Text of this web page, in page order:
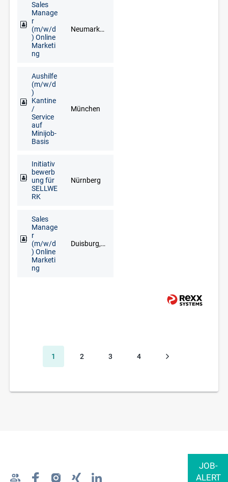
Sales
Manage
r
(m/w/d
) Online
Marketi
ng
Neumarkt in der Oberpfalz, Regensburg
Aushilfe
(m/w/d
)
Kantine
/
Service
auf
Minijob-
Basis
München
Initiativ
bewerb
ung für
SELLWE
RK
Nürnberg
Sales
Manage
r
(m/w/d
) Online
Marketi
ng
Duisburg, Düsseldorf, Erkelenz, Kleve, Krefeld, Langenfeld, Mönchengladbach, Mülheim an der Ruhr, Wesel, Wuppertal
1 2 3 4